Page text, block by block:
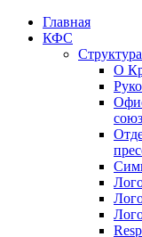
Главная
КФС
О